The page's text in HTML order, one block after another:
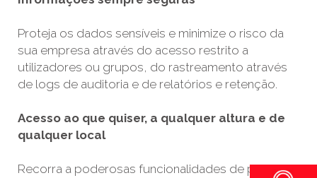
Proteja os dados sensíveis e minimize o risco da
sua empresa através do acesso restrito a
utilizadores ou grupos, do rastreamento através
de logs de auditoria e de relatórios e retenção.
Acesso ao que quiser, a qualquer altura e de
qualquer local
Recorra a poderosas funcionalidades de pesquisa